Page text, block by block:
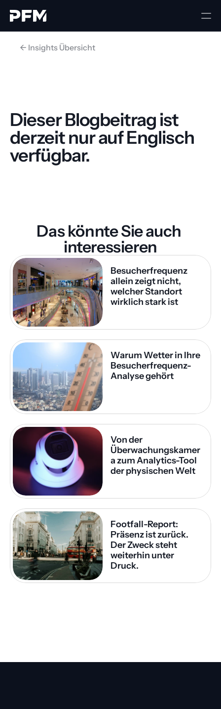
<- Insights Übersicht
Dieser Blogbeitrag ist
derzeit nur auf Englisch
verfügbar.
Das könnte Sie auch
interessieren
Besucherfrequenz
allein zeigt nicht,
welcher Standort
wirklich stark ist
Warum Wetter in Ihre
Besucherfrequenz-
Analyse gehört
Von der
Überwachungskamer
a zum Analytics-Tool
der physischen Welt
Footfall-Report:
Präsenz ist zurück.
Der Zweck steht
weiterhin unter
Druck.